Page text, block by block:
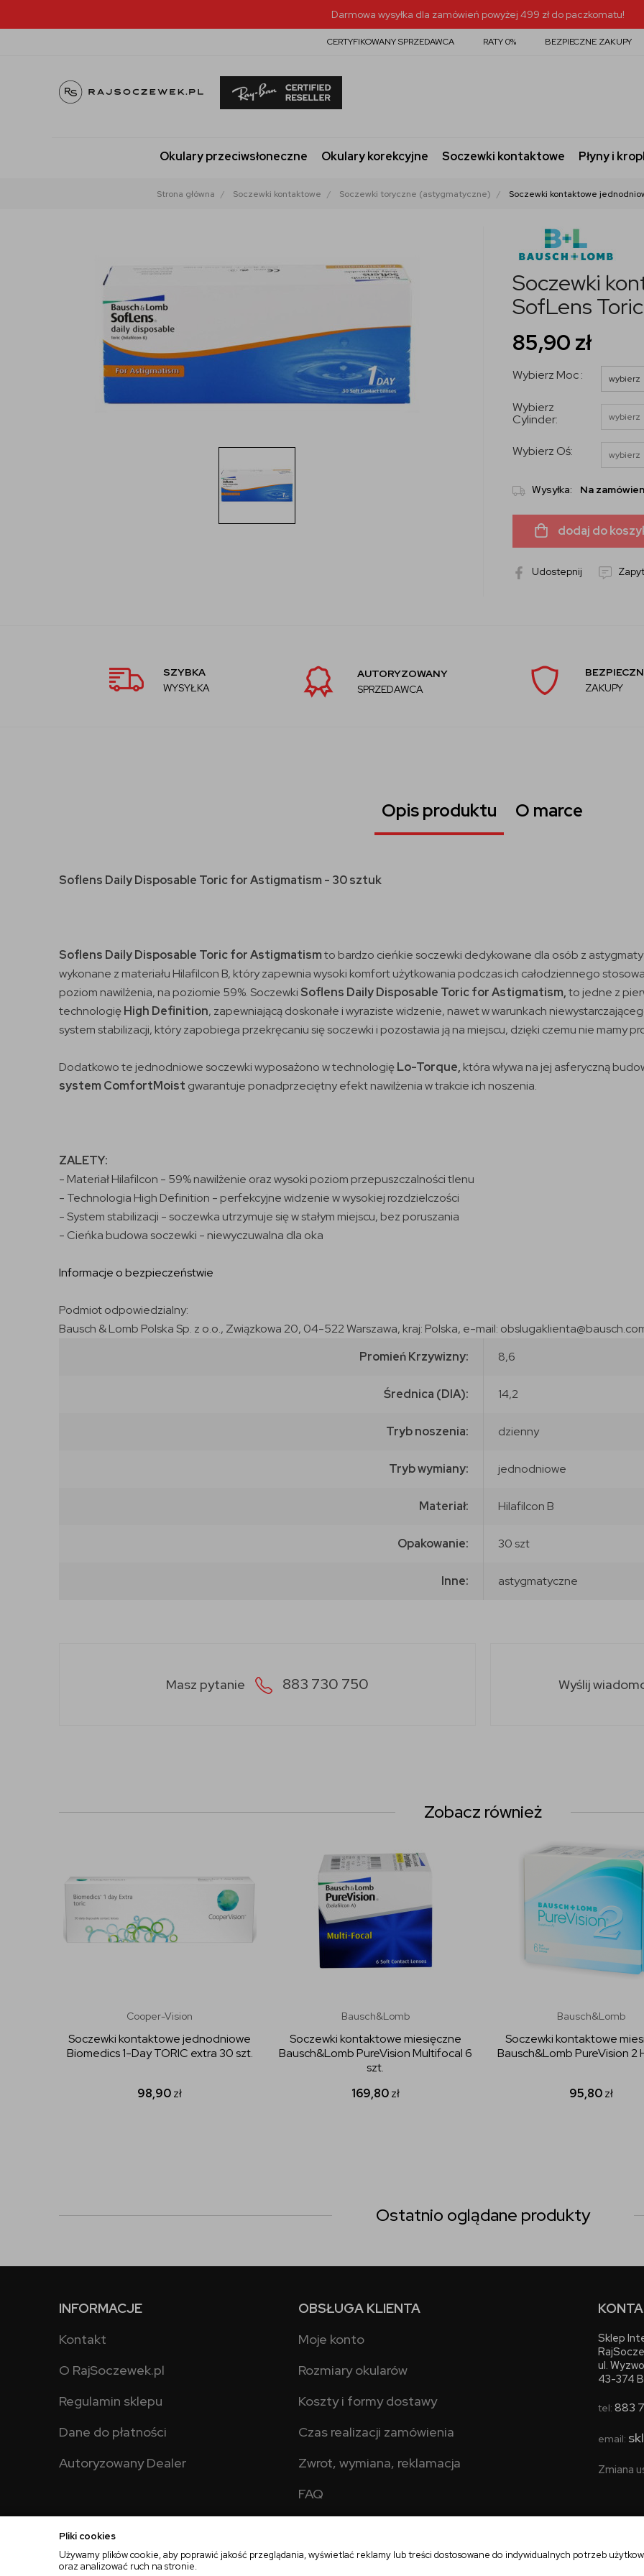
Pliki cookies
Używamy plików cookie, aby poprawić jakość przeglądania, wyświetlać reklamy lub treści dostosowane do indywidualnych potrzeb
oraz analizować ruch na stronie.
Darmowa wysyłka dla zamówień powyżej 499 zł do paczkomatu!
CERTYFIKOWANY SPRZEDAWCA RATY 0% BEZPIECZNE ZAKUPY
Okulary przeciwsłoneczne Okulary korekcyjne Soczewki kontaktowe Płyny i
Strona główna Soczewki kontaktowe Soczewki toryczne (astygmatyczne) Soczewki kontaktowe
Soczewki
SofLens
85,90 zł
Wybierz Moc :
Wybierz
Cylinder:
Wybierz Oś:
Wysyłka: Na
dodaj do
Udostepnij
SZYBKA
WYSYŁKA
AUTORYZOWANY
SPRZEDAWCA
ZAKUPY
Opis produktu O marce
Soflens Daily Disposable Toric for Astigmatism - 30 sztuk
Soflens Daily Disposable Toric for Astigmatismto bardzo cieńkie soczewki dedykowane dla osób z
wykonane z materiału Hilafilcon B, który zapewnia wysoki komfort użytkowania podczas ich całodziennego
poziom nawilżenia, na poziomie 59%. Soczewki Soflens Daily Disposable Toric for Astigmatism,to jedne z
technologięHigh Definition, zapewniającą doskonałe i wyraziste widzenie, nawet w warunkach
system stabilizacji, który zapobiega przekręcaniu się soczewki i pozostawia ją na miejscu, dzięki czemu nie mamy
Dodatkowo te jednodniowe soczewki wyposażono w technologięLo-Torque, która wływa na jej asferyczną
system ComfortMoist gwarantuje ponadprzeciętny efekt nawilżenia w trakcie ich noszenia.
ZALETY:
- Materiał Hilafilcon - 59% nawilżenie oraz wysoki poziom przepuszczalności tlenu
- Technologia High Definition - perfekcyjne widzenie w wysokiej rozdzielczości
- System stabilizacji - soczewka utrzymuje się w stałym miejscu, bez poruszania
- Cieńka budowa soczewki - niewyczuwalna dla oka
Informacje o bezpieczeństwie
Podmiot odpowiedzialny:
Bausch & Lomb Polska Sp. z o.o., Związkowa 20, 04-522 Warszawa, kraj: Polska, e-mail:
Promień Krzywizny:
8,6
Średnica (DIA): 14,2
Tryb noszenia: dzienny
Tryb wymiany: jednodniowe
Materiał: Hilafilcon B
Opakowanie: 30 szt
Inne: astygmatyczne
Masz pytanie 883 730 750 Wyślij
Zobacz również
Cooper-Vision
Soczewki kontaktowe jednodniowe
Biomedics 1-Day TORIC extra 30 szt.
98,90zł
Bausch&Lomb
Soczewki kontaktowe miesięczne
Bausch&Lomb PureVision Multifocal 6
szt.
169,80zł
Bausch&Lomb
Soczewki kontaktowe
Bausch&Lomb PureVision 2
95,80zł
Ostatnio oglądane produkty
INFORMACJE
Kontakt
O RajSoczewek.pl
Regulamin sklepu
Dane do płatności
Autoryzowany Dealer
OBSŁUGA KLIENTA
Moje konto
Rozmiary okularów
Koszty i formy dostawy
Czas realizacji zamówienia
Zwrot, wymiana, reklamacja
FAQ
Sklep
ul.
43-374
tel: 883
email:
Zmiana